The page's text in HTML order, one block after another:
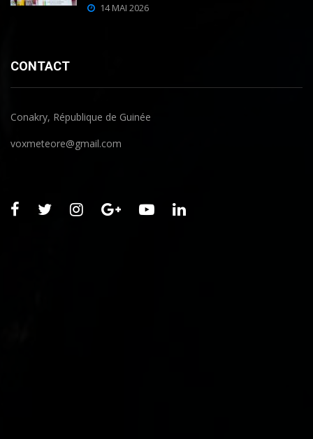
14 MAI 2026
CONTACT
Conakry, République de Guinée
voxmeteore@gmail.com